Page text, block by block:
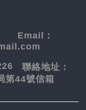
Email：
聯絡地址：
第44號信箱